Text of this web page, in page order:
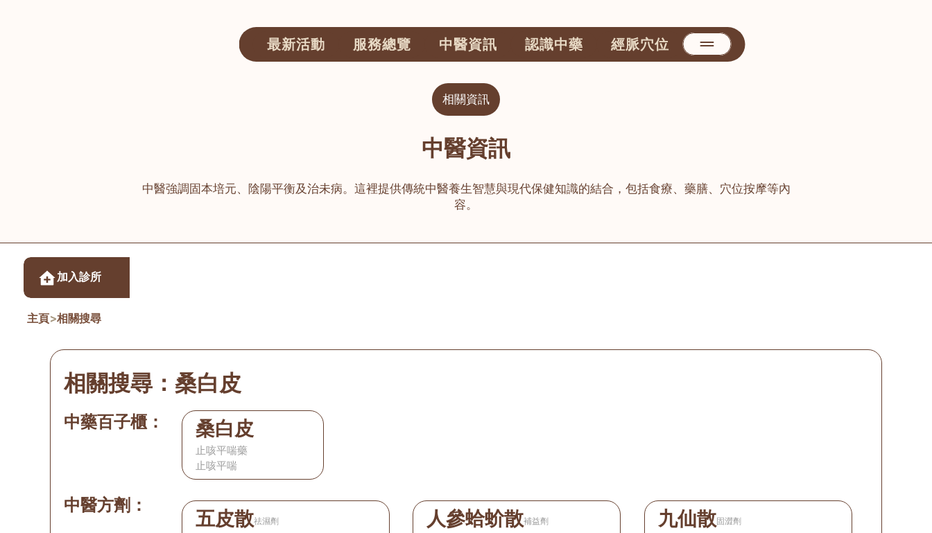
最新活動 服務總覽 中醫資訊 認識中藥 經脈穴位
相關資訊
中醫資訊
中醫強調固本培元、陰陽平衡及治未病。這裡提供傳統中醫養生智慧與現代保健知識的結合，包括食療、藥膳、穴位按摩等內
容。
加入診所
主頁>相關搜尋
相關搜尋： 桑白皮
中藥百子櫃： 桑白皮
止咳平喘藥
止咳平喘
中醫方劑：
五皮散祛濕劑 人參蛤蚧散補益劑 九仙散固澀劑